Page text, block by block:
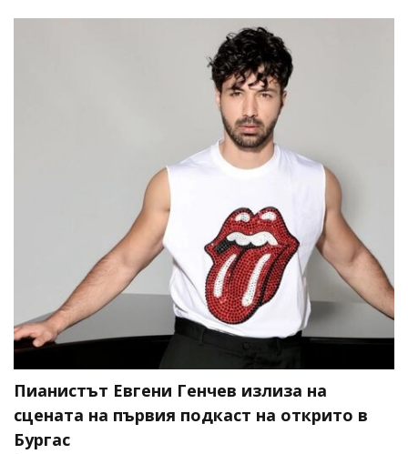
Пианистът Евгени Генчев излиза на
сцената на първия подкаст на открито в
Бургас